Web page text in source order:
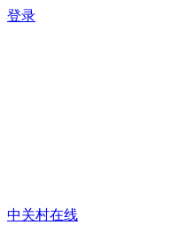
登录
中关村在线